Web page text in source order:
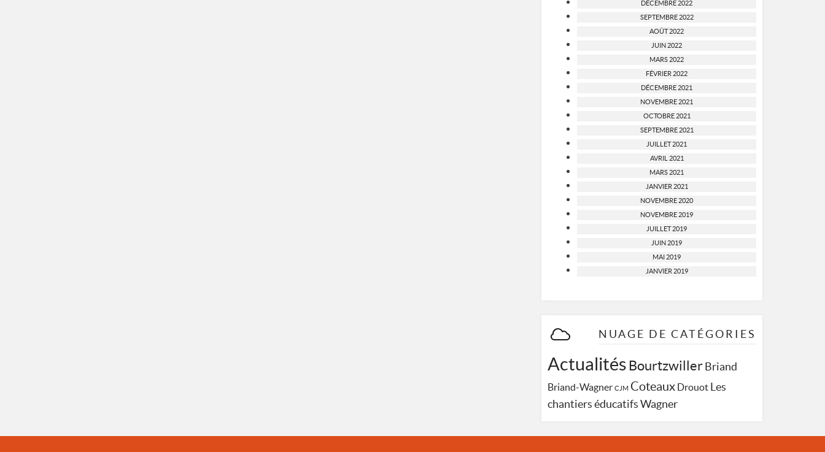
DÉCEMBRE 2022
SEPTEMBRE 2022
AOÛT 2022
JUIN 2022
MARS 2022
FÉVRIER 2022
DÉCEMBRE 2021
NOVEMBRE 2021
OCTOBRE 2021
SEPTEMBRE 2021
JUILLET 2021
AVRIL 2021
MARS 2021
JANVIER 2021
NOVEMBRE 2020
NOVEMBRE 2019
JUILLET 2019
JUIN 2019
MAI 2019
JANVIER 2019
NUAGE DE CATÉGORIES
Actualités Bourtzwiller Briand
Briand-Wagner CJM Coteaux Drouot Les
chantiers éducatifs Wagner